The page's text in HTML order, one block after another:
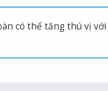
có thể tăng thú vị với